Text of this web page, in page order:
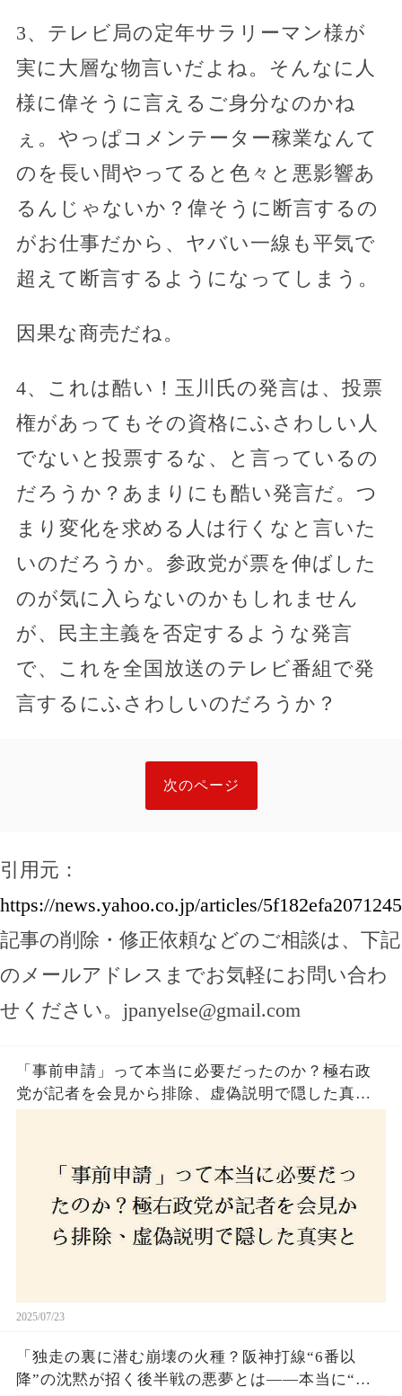
3、テレビ局の定年サラリーマン様が
実に大層な物言いだよね。そんなに人
様に偉そうに言えるご身分なのかね
ぇ。やっぱコメンテーター稼業なんて
のを長い間やってると色々と悪影響あ
るんじゃないか？偉そうに断言するの
がお仕事だから、ヤバい一線も平気で
超えて断言するようになってしまう。
因果な商売だね。
4、これは酷い！玉川氏の発言は、投票
権があってもその資格にふさわしい人
でないと投票するな、と言っているの
だろうか？あまりにも酷い発言だ。つ
まり変化を求める人は行くなと言いた
いのだろうか。参政党が票を伸ばした
のが気に入らないのかもしれません
が、民主主義を否定するような発言
で、これを全国放送のテレビ番組で発
言するにふさわしいのだろうか？
次のページ
引用元：
https://news.yahoo.co.jp/articles/
記事の削除・修正依頼などのご相談は、下記
のメールアドレスまでお気軽にお問い合わ
せください。 jpanyelse@gmail.com
「事前申請」って本当に必要だったのか？極右政
党が記者を会見から排除、虚偽説明で隠した真実
2025/07/23
「独走の裏に潜む崩壊の火種？阪神打線“6番以
降”の沈黙が招く後半戦の悪夢とは——本当に“強